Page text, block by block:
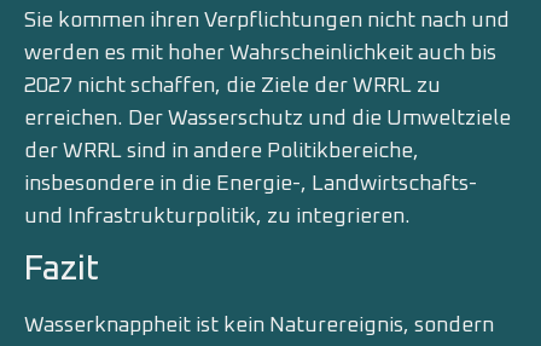
Sie kommen ihren Verpflichtungen nicht nach und
werden es mit hoher Wahrscheinlichkeit auch bis
2027 nicht schaffen, die Ziele der WRRL zu
erreichen. Der Wasserschutz und die Umweltziele
der WRRL sind in andere Politikbereiche,
insbesondere in die Energie-, Landwirtschafts-
und Infrastrukturpolitik, zu integrieren.
Fazit
Wasserknappheit ist kein Naturereignis, sondern